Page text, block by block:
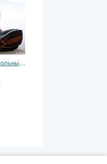
Картинки маленьких детей прикольные с надписями